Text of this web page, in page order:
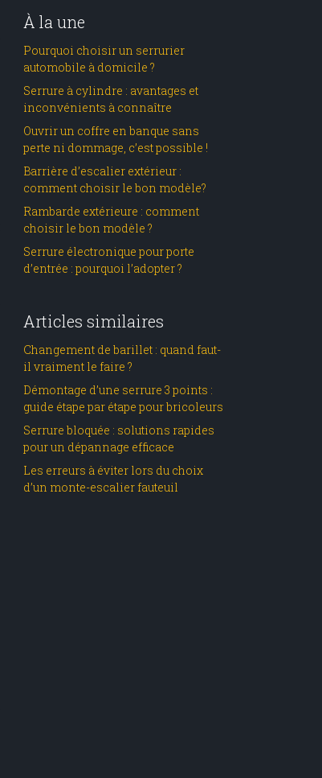
À la une
Pourquoi choisir un serrurier
automobile à domicile ?
Serrure à cylindre : avantages et
inconvénients à connaître
Ouvrir un coffre en banque sans
perte ni dommage, c’est possible !
Barrière d’escalier extérieur :
comment choisir le bon modèle?
Rambarde extérieure : comment
choisir le bon modèle ?
Serrure électronique pour porte
d’entrée : pourquoi l’adopter ?
Articles similaires
Changement de barillet : quand faut-
il vraiment le faire ?
Démontage d’une serrure 3 points :
guide étape par étape pour bricoleurs
Serrure bloquée : solutions rapides
pour un dépannage efficace
Les erreurs à éviter lors du choix
d’un monte-escalier fauteuil